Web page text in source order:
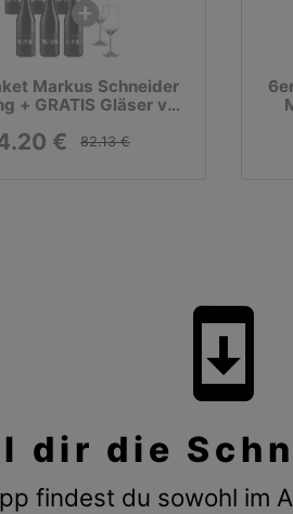
Markus Schneider
+ GRATIS Gläser von
€ 82.13 €
system_update
dir die
findest du sowohl im